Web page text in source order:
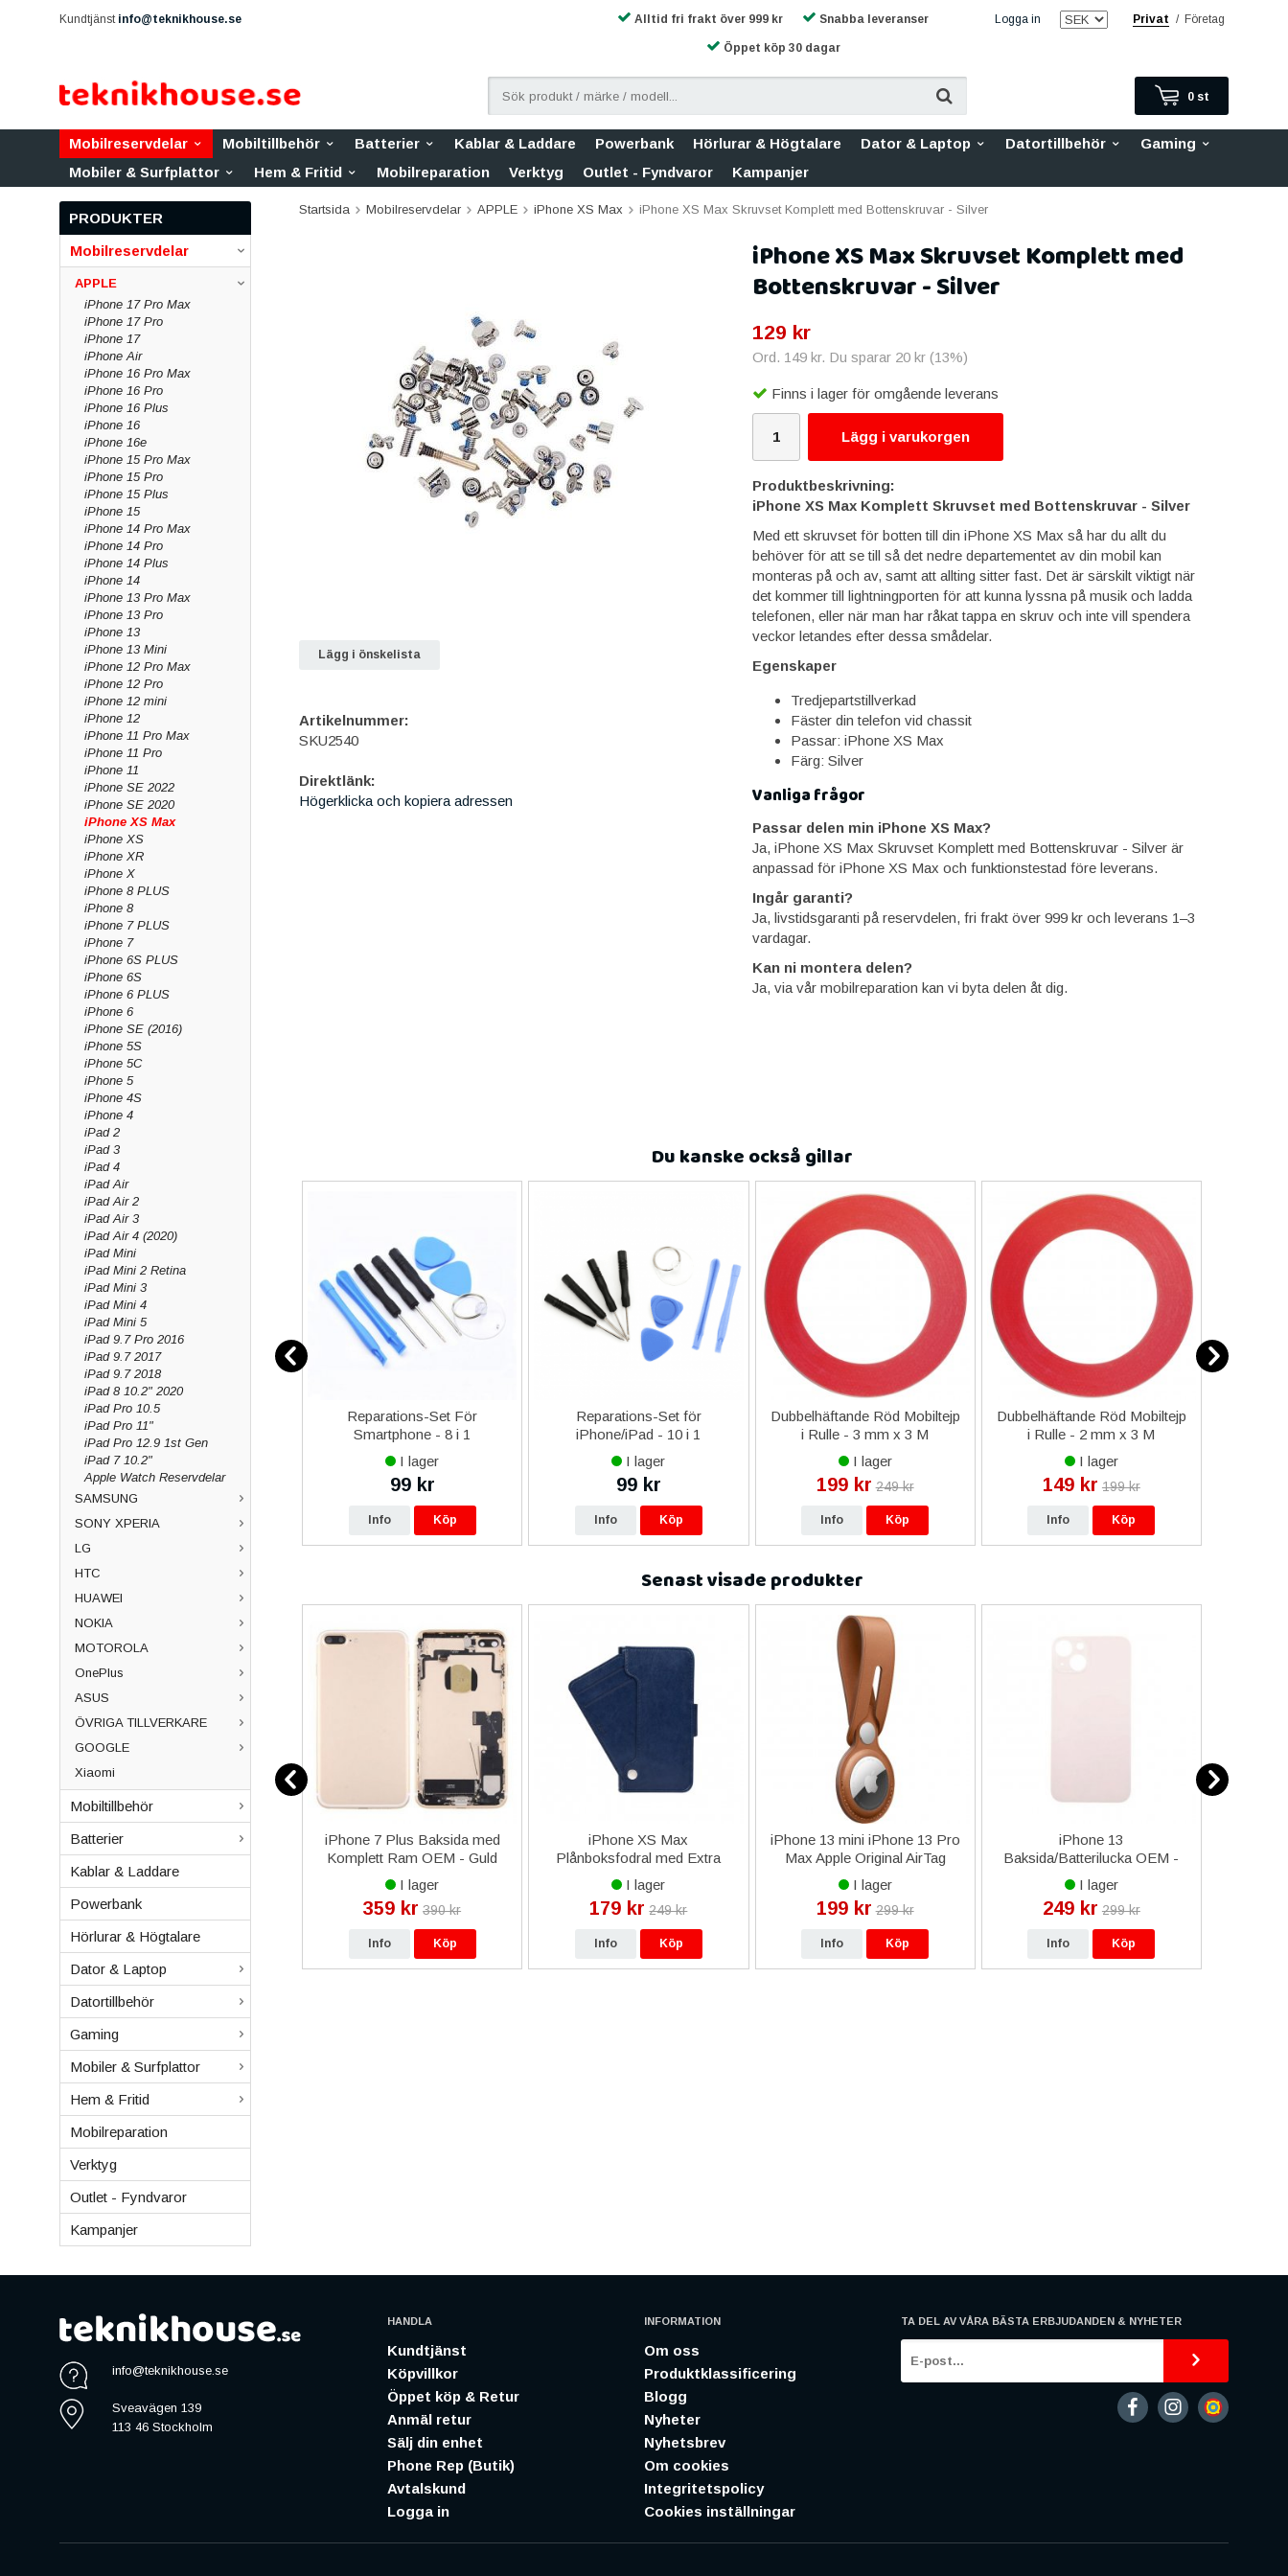
Kundtjänst info@teknikhouse.se Logga in Privat / Företag
Alltid fri frakt över 999 kr Snabba leveranser
Öppet köp 30 dagar
0 st
Mobilreservdelar Mobiltillbehör Batterier Kablar & Laddare Powerbank Hörlurar & Högtalare Dator & Laptop Datortillbehör
Gaming
Mobiler & Surfplattor
Hem & Fritid Mobilreparation Verktyg Outlet - Fyndvaror Kampanjer
PRODUKTER
Mobilreservdelar
APPLE
iPhone 17 Pro Max
iPhone 17 Pro
iPhone 17
iPhone Air
iPhone 16 Pro Max
iPhone 16 Pro
iPhone 16 Plus
iPhone 16
iPhone 16e
iPhone 15 Pro Max
iPhone 15 Pro
iPhone 15 Plus
iPhone 15
iPhone 14 Pro Max
iPhone 14 Pro
iPhone 14 Plus
iPhone 14
iPhone 13 Pro Max
iPhone 13 Pro
iPhone 13
iPhone 13 Mini
iPhone 12 Pro Max
iPhone 12 Pro
iPhone 12 mini
iPhone 12
iPhone 11 Pro Max
iPhone 11 Pro
iPhone 11
iPhone SE 2022
iPhone SE 2020
iPhone XS Max
iPhone XS
iPhone XR
iPhone X
iPhone 8 PLUS
iPhone 8
iPhone 7 PLUS
iPhone 7
iPhone 6S PLUS
iPhone 6S
iPhone 6 PLUS
iPhone 6
iPhone SE (2016)
iPhone 5S
iPhone 5C
iPhone 5
iPhone 4S
iPhone 4
iPad 2
iPad 3
iPad 4
iPad Air
iPad Air 2
iPad Air 3
iPad Air 4 (2020)
iPad Mini
iPad Mini 2 Retina
iPad Mini 3
iPad Mini 4
iPad Mini 5
iPad 9.7 Pro 2016
iPad 9.7 2017
iPad 9.7 2018
iPad 8 10.2" 2020
iPad Pro 10.5
iPad Pro 11"
iPad Pro 12.9 1st Gen
iPad 7 10.2"
Apple Watch Reservdelar
SAMSUNG
SONY XPERIA
LG
HTC
HUAWEI
NOKIA
MOTOROLA
OnePlus
ASUS
ÖVRIGA TILLVERKARE
GOOGLE
Xiaomi
Mobiltillbehör
Batterier
Kablar & Laddare
Powerbank
Hörlurar & Högtalare
Dator & Laptop
Datortillbehör
Gaming
Mobiler & Surfplattor
Hem & Fritid
Mobilreparation
Verktyg
Outlet - Fyndvaror
Kampanjer
Startsida Mobilreservdelar APPLE iPhone XS Max iPhone XS Max Skruvset Komplett med Bottenskruvar - Silver
iPhone XS Max Skruvset Komplett med
Bottenskruvar - Silver
129 kr
Ord. 149 kr. Du sparar 20 kr(13%)
Finns i lager för omgående leverans
Lägg i varukorgen
Produktbeskrivning:
iPhone XS Max Komplett Skruvset med Bottenskruvar - Silver
Med ett skruvset för botten till din iPhone XS Max så har du allt du
behöver för att se till så det nedre departementet av din mobil kan
monteras på och av, samt att allting sitter fast. Det är särskilt viktigt när
det kommer till lightningporten för att kunna lyssna på musik och ladda
telefonen, eller när man har råkat tappa en skruv och inte vill spendera
veckor letandes efter dessa smådelar.
Egenskaper
Tredjepartstillverkad
Fäster din telefon vid chassit
Passar: iPhone XS Max
Färg: Silver
Vanliga frågor
Passar delen min iPhone XS Max?
Ja, iPhone XS Max Skruvset Komplett med Bottenskruvar - Silver är
anpassad för iPhone XS Max och funktionstestad före leverans.
Ingår garanti?
Ja, livstidsgaranti på reservdelen, fri frakt över 999 kr och leverans 1–3
vardagar.
Kan ni montera delen?
Ja, via vår mobilreparation kan vi byta delen åt dig.
Lägg i önskelista
Artikelnummer:
SKU2540
Direktlänk:
Högerklicka och kopiera adressen
Du kanske också gillar
Samsung Galaxy Xcover 5
Batteri Original
479 kr 490 kr
Info
Reparations-Set För
Smartphone - 8 i 1
I lager
99 kr
Info Köp
Reparations-Set för
iPhone/iPad - 10 i 1
I lager
99 kr
Info Köp
Dubbelhäftande Röd Mobiltejp
i Rulle - 3 mm x 3 M
I lager
199 kr 249 kr
Info Köp
Dubbelhäftande Röd Mobiltejp
i Rulle - 2 mm x 3 M
I lager
149 kr 199 kr
Info Köp
Senast visade produkter
Baksida/Batterilucka OEM -
Röd
I lager
249 kr
Info
iPhone 7 Plus Baksida med
Komplett Ram OEM - Guld
I lager
359 kr 390 kr
Info Köp
iPhone XS Max
Plånboksfodral med Extra
Kortfack - Blå
I lager
179 kr 249 kr
Info Köp
iPhone 13 mini iPhone 13 Pro
Max Apple Original AirTag
Leather Loop - Saddle Brown
I lager
199 kr 299 kr
Info Köp
iPhone 13
Baksida/Batterilucka OEM -
Rosa
I lager
249 kr 299 kr
Info Köp
info@teknikhouse.se
Sveavägen 139
113 46 Stockholm
HANDLA
Kundtjänst
Köpvillkor
Öppet köp & Retur
Anmäl retur
Sälj din enhet
Phone Rep (Butik)
Avtalskund
Logga in
INFORMATION
Om oss
Produktklassificering
Blogg
Nyheter
Nyhetsbrev
Om cookies
Integritetspolicy
Cookies inställningar
TA DEL AV VÅRA BÄSTA ERBJUDANDEN & NYHETER